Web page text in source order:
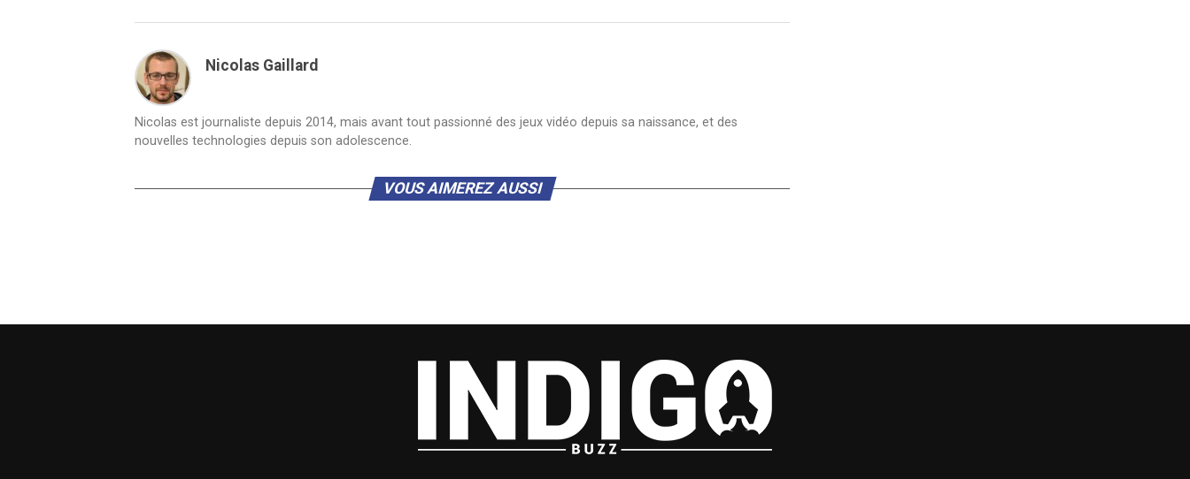
Nicolas Gaillard
Nicolas est journaliste depuis 2014, mais avant tout passionné des jeux vidéo depuis sa naissance, et des
nouvelles technologies depuis son adolescence.
VOUS AIMEREZ AUSSI